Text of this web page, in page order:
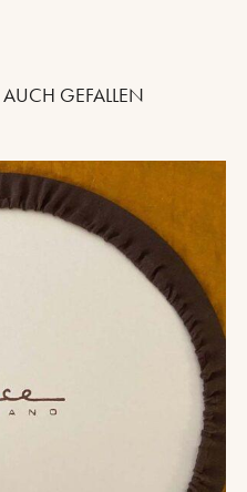
GEFALLEN